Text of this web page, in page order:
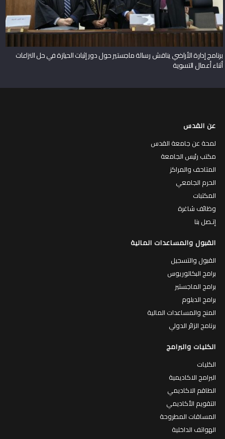
برنامج إدارة الأراضي يناقش رسالة ماجستير حول دور إثبات الحيازة في حل النزاعات
أثناء أعمال التسوية
عن القدس
لمحة عن جامعة القدس
مكتب رئيس الجامعة
المتاحف والمراكز
الحرم الجامعي
المكتبات
وظائف شاغرة
إتـصل بنا
القبول والمساعدات المالية
القبول والتسجيل
برامج البكالوريوس
برامج الماجستير
برامج الدبلوم
المنح والمساعدات المالية
برنامج الزائر الدولي
الكليات والبرامج
الكليات
البرامج الاكاديمية
الطاقم الاكاديمي
التقويم الأكاديمي
المساقات المطروحة
الهواتف الداخلية